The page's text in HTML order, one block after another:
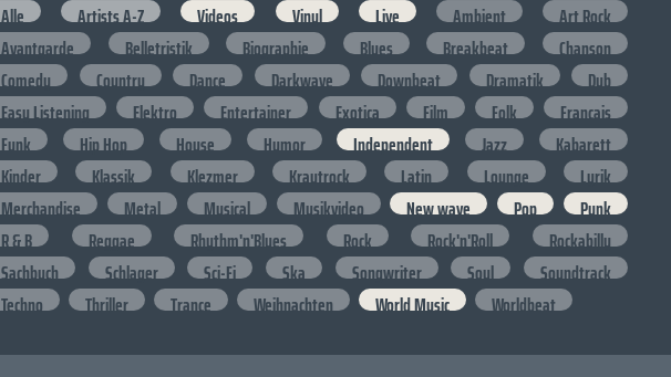
Alle Artists A-Z Videos Vinyl Live Ambient
Art Rock
Avantgarde
Belletristik Biographie Blues Breakbeat
Chanson
Comedy
Country Dance Darkwave Downbeat Dramatik
Dub
Easy Listening
Elektro Entertainer Exotica Film Folk
Francais
Funk
Hip Hop House Humor Independent Jazz
Kabarett
Kinder
Klassik Klezmer Krautrock Latin Lounge
Lyrik
Merchandise
Metal Musical Musikvideo New wave Pop
Punk
R & B
Reggae Rhythm'n'Blues Rock Rock'n'Roll
Rockabilly
Sachbuch
Schlager Sci-Fi Ska Songwriter Soul
Soundtrack
Techno
Thriller Trance Weihnachten World Music Worldbeat